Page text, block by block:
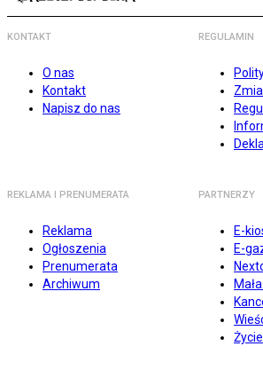
KONTAKT
O nas
Kontakt
Napisz do nas
REGULAMIN
REKLAMA I PRENUMERATA
Reklama
Ogłoszenia
Prenumerata
Archiwum
PARTNERZY
E-
E-